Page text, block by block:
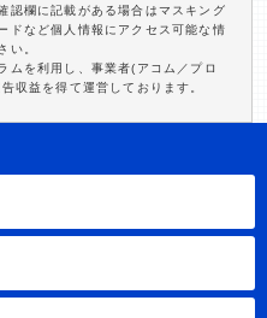
認欄に記載がある場合はマスキング
ドなど個人情報にアクセス可能な情
い。
を利用し、事業者(アコム／プロ
収益を得て運営しております。